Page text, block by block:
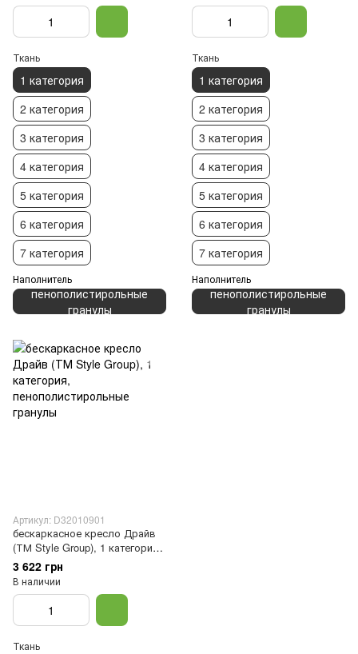
Ткань
1 категория
2 категория
3 категория
4 категория
5 категория
6 категория
7 категория
Наполнитель
пенополистирольные
гранулы
Ткань
1 категория
2 категория
3 категория
4 категория
5 категория
6 категория
7 категория
Наполнитель
пенополистирольные
гранулы
Артикул: D32010901
бескаркасное кресло Драйв
(ТМ Style Group), 1 категория,
пенополистирольные гранулы
3 622 грн
В наличии
Ткань